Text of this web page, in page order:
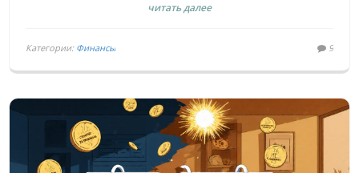
месяц.
читать далее
Категории: Финансы 9